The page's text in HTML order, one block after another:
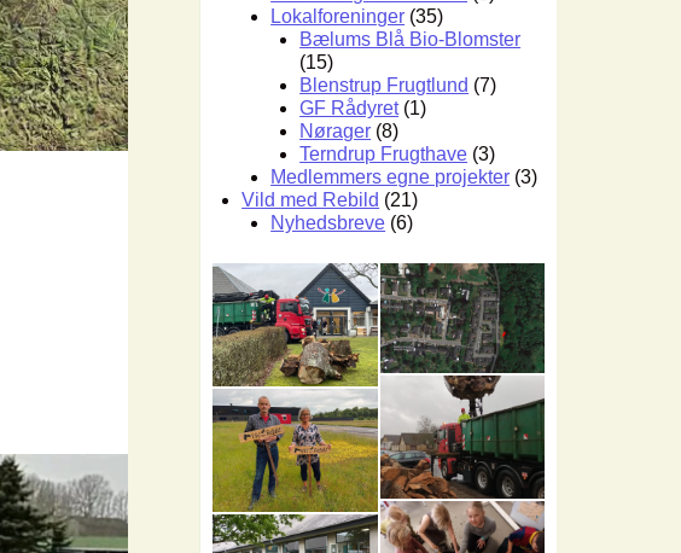
Lokalforeninger (35)
Bælums Blå Bio-Blomster
(15)
Blenstrup Frugtlund (7)
GF Rådyret(1)
Nørager (8)
Terndrup Frugthave (3)
Medlemmers egne projekter (3)
Vild med Rebild (21)
Nyhedsbreve (6)